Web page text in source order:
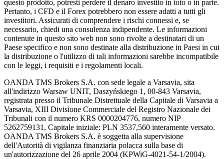
questo prodotto, potresti perdere il denaro investito in toto o in parte.
Pertanto, i CFD e il Forex potrebbero non essere adatti a tutti gli
investitori. Assicurati di comprendere i rischi connessi e, se
necessario, chiedi una consulenza indipendente. Le informazioni
contenute in questo sito web non sono rivolte a destinatari di un
Paese specifico e non sono destinate alla distribuzione in Paesi in cui
la distribuzione o l'utilizzo di tali informazioni sarebbe incompatibile
con le leggi, i requisiti e i regolamenti locali.
OANDA TMS Brokers S.A. con sede legale a Varsavia, sita
all'indirizzo Warsaw UNIT, Daszyńskiego 1, 00-843 Varsavia,
registrata presso il Tribunale Distrettuale della Capitale di Varsavia a
Varsavia, XIII Divisione Commerciale del Registro Nazionale dei
Tribunali con il numero KRS 0000204776, numero NIP
5262759131, Capitale iniziale: PLN 3537,560 interamente versato.
OANDA TMS Brokers S.A. è soggetta alla supervisione
dell'Autorità di vigilanza finanziaria polacca sulla base di
un'autorizzazione del 26 aprile 2004 (KPWiG-4021-54-1/2004).